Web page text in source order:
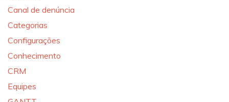
Canal de denúncia
Categorias
Configurações
Conhecimento
CRM
Equipes